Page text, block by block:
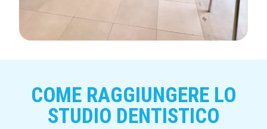
COME RAGGIUNGERE LO
STUDIO DENTISTICO